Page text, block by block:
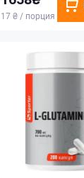
17 ₴ / порция